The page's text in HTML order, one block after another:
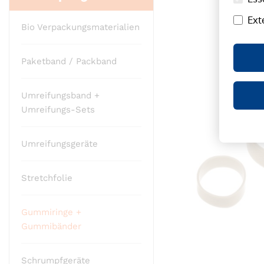
Bio Verpackungsmaterialien
Paketband / Packband
Umreifungsband +
Umreifungs-Sets
Umreifungsgeräte
Stretchfolie
Gummiringe +
Gummibänder
Schrumpfgeräte